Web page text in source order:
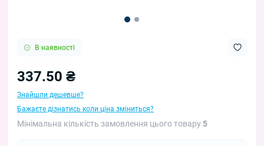
В наявності
337.50 ₴
Знайшли дешевше?
Бажаєте дізнатись коли ціна зміниться?
Мінімальна кількість замовлення цього товару 5